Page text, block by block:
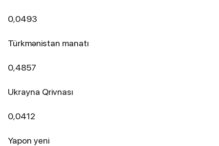
0,0493
Türkmənistan manatı
0,4857
Ukrayna Qrivnası
0,0412
Yapon yeni